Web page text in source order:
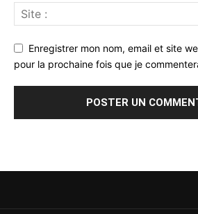
Enregistrer mon nom, email et site
pour la prochaine fois que je